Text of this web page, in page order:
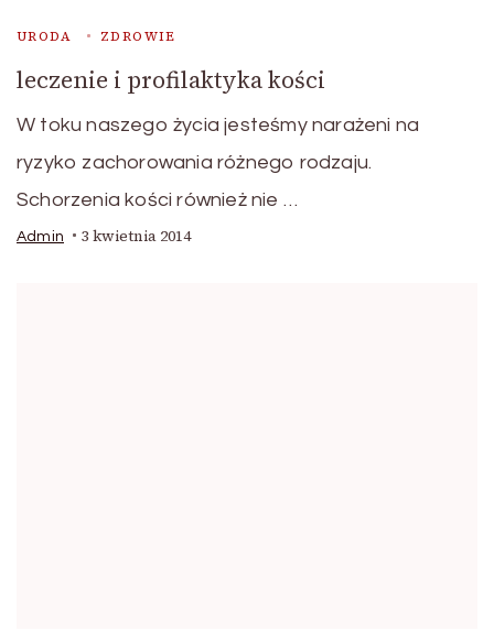
URODA ZDROWIE
leczenie i profilaktyka kości
W toku naszego życia jesteśmy narażeni na
ryzyko zachorowania różnego rodzaju.
Schorzenia kości również nie …
Admin 3 kwietnia 2014